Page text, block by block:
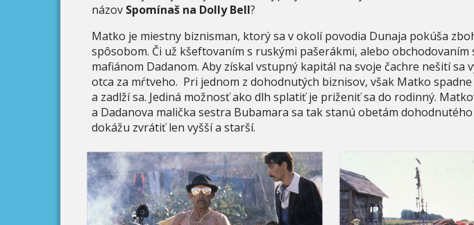
názov Spomínaš na Dolly Bell?
Matko je miestny biznisman, ktorý sa v okolí povodia Dunaja pokúša
spôsobom. Či už kšeftovaním s ruskými pašerákmi, alebo obchodovaním
mafiánom Dadanom. Aby získal vstupný kapitál na svoje čachre nešití sa
otca za mŕtveho. Pri jednom z dohodnutých biznisov, však Matko
a zadlží sa. Jediná možnosť ako dlh splatiť je priženiť sa do rodinný.
a Dadanova malička sestra Bubamara sa tak stanú obetám
dokážu zvrátiť len vyšší a starší.